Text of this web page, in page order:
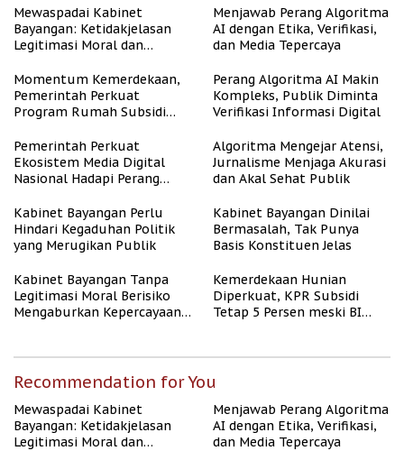
Mewaspadai Kabinet
Bayangan: Ketidakjelasan
Legitimasi Moral dan
Menjawab Perang Algoritma
AI dengan Etika, Verifikasi,
dan Media Tepercaya
Momentum Kemerdekaan,
Pemerintah Perkuat
Program Rumah Subsidi
Berpenghasilan Rendah
Perang Algoritma AI Makin
Kompleks, Publik Diminta
Verifikasi Informasi Digital
Pemerintah Perkuat
Ekosistem Media Digital
Nasional Hadapi Perang
Algoritma Mengejar Atensi,
Jurnalisme Menjaga Akurasi
dan Akal Sehat Publik
Kabinet Bayangan Perlu
Hindari Kegaduhan Politik
yang Merugikan Publik
Kabinet Bayangan Dinilai
Bermasalah, Tak Punya
Basis Konstituen Jelas
Kabinet Bayangan Tanpa
Legitimasi Moral Berisiko
Mengaburkan Kepercayaan
Kemerdekaan Hunian
Diperkuat, KPR Subsidi
Tetap 5 Persen meski BI
Recommendation for You
Mewaspadai Kabinet
Bayangan: Ketidakjelasan
Legitimasi Moral dan
Menjawab Perang Algoritma
AI dengan Etika, Verifikasi,
dan Media Tepercaya